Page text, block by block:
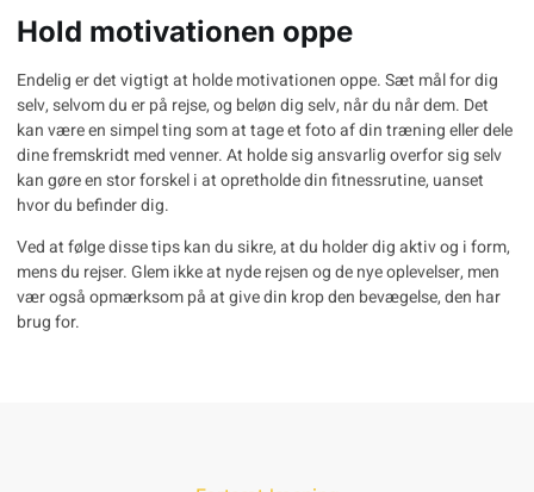
Hold motivationen oppe
Endelig er det vigtigt at holde motivationen oppe. Sæt mål for dig
selv, selvom du er på rejse, og beløn dig selv, når du når dem. Det
kan være en simpel ting som at tage et foto af din træning eller dele
dine fremskridt med venner. At holde sig ansvarlig overfor sig selv
kan gøre en stor forskel i at opretholde din fitnessrutine, uanset
hvor du befinder dig.
Ved at følge disse tips kan du sikre, at du holder dig aktiv og i form,
mens du rejser. Glem ikke at nyde rejsen og de nye oplevelser, men
vær også opmærksom på at give din krop den bevægelse, den har
brug for.